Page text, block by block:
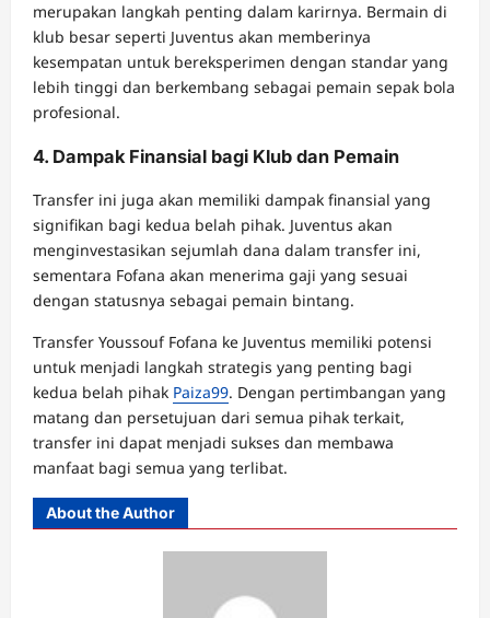
merupakan langkah penting dalam karirnya. Bermain di
klub besar seperti Juventus akan memberinya
kesempatan untuk bereksperimen dengan standar yang
lebih tinggi dan berkembang sebagai pemain sepak bola
profesional.
4. Dampak Finansial bagi Klub dan Pemain
Transfer ini juga akan memiliki dampak finansial yang
signifikan bagi kedua belah pihak. Juventus akan
menginvestasikan sejumlah dana dalam transfer ini,
sementara Fofana akan menerima gaji yang sesuai
dengan statusnya sebagai pemain bintang.
Transfer Youssouf Fofana ke Juventus memiliki potensi
untuk menjadi langkah strategis yang penting bagi
kedua belah pihak Paiza99. Dengan pertimbangan yang
matang dan persetujuan dari semua pihak terkait,
transfer ini dapat menjadi sukses dan membawa
manfaat bagi semua yang terlibat.
About the Author